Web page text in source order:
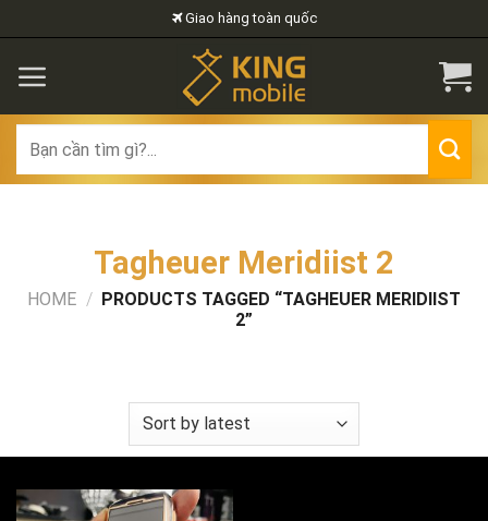
to
content
Giao hàng toàn quốc
for:
Tagheuer Meridiist 2
HOME / PRODUCTS TAGGED “TAGHEUER MERIDIIST
2”